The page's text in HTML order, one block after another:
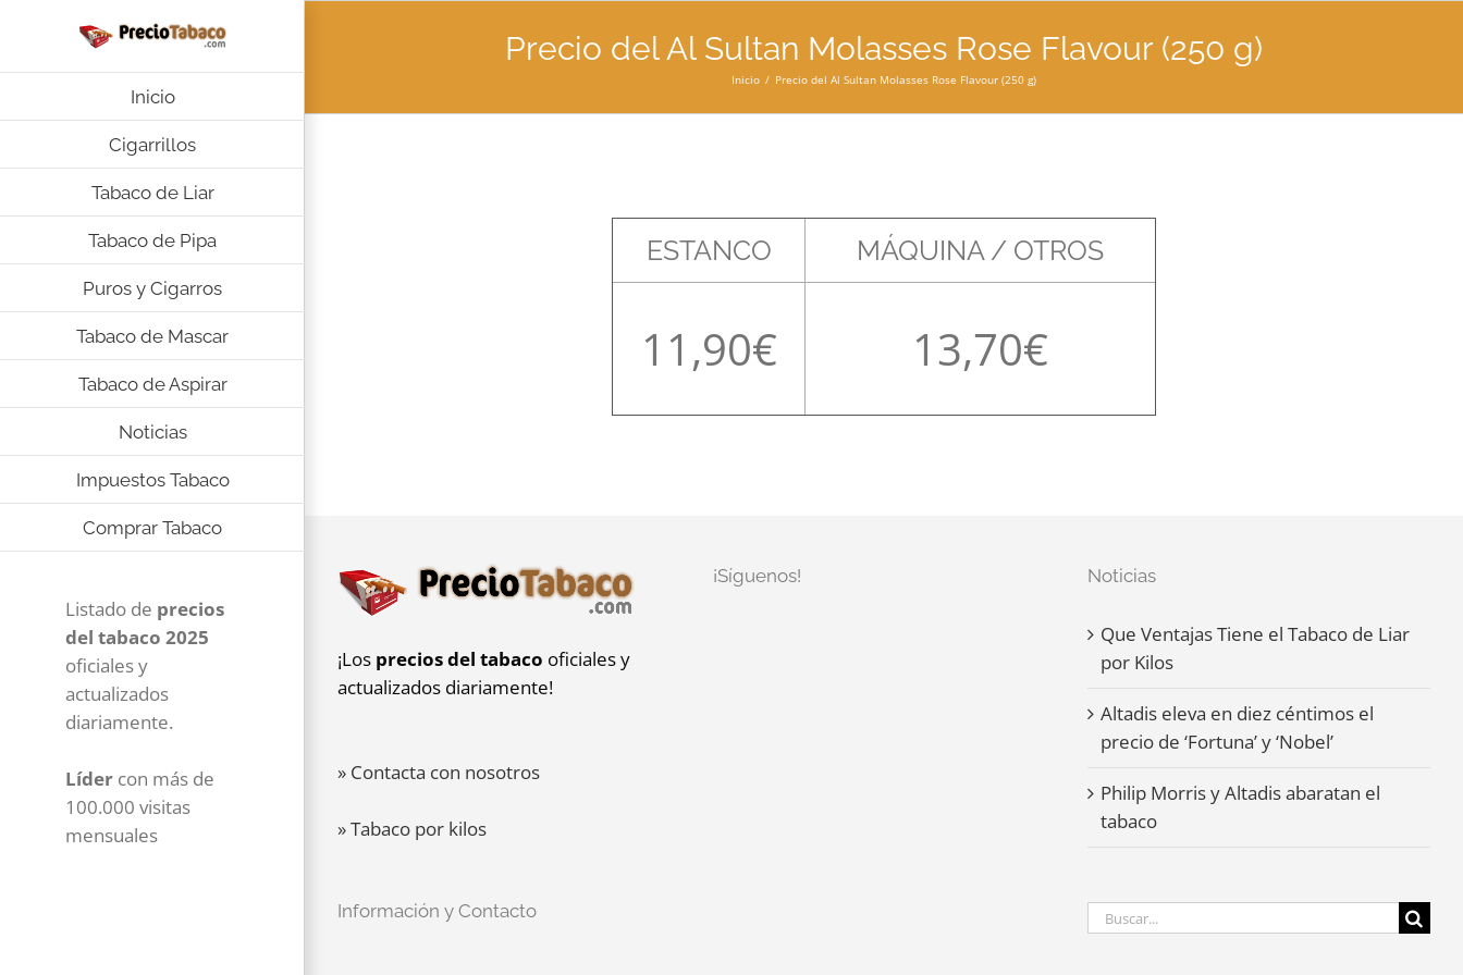
contenido
Inicio
Cigarrillos
Tabaco de Liar
Tabaco de Pipa
Puros y Cigarros
Tabaco de Mascar
Tabaco de Aspirar
Noticias
Impuestos Tabaco
Comprar Tabaco
Listado de precios
del tabaco 2025
oficiales y
actualizados
diariamente.
Líder con más de
100.000 visitas
mensuales
Precio del Al Sultan Molasses Rose Flavour (250 g)
Inicio Precio del Al Sultan Molasses Rose Flavour (250 g)
ESTANCO MÁQUINA / OTROS
11,90 13,70
¡Los precios del tabaco oficiales y
actualizados diariamente!
» Contacta con nosotros
» Tabaco por kilos
Información y Contacto
¡Síguenos! Noticias
Que Ventajas Tiene el Tabaco de Liar
por Kilos
Altadis eleva en diez céntimos el
precio de ‘Fortuna’ y ‘Nobel’
Philip Morris y Altadis abaratan el
tabaco
Buscar: